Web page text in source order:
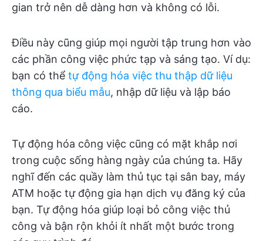
gian trở nên dễ dàng hơn và không có lỗi.
Điều này cũng giúp mọi người tập trung hơn vào
các phần công việc phức tạp và sáng tạo. Ví dụ:
bạn có thể tự động hóa việc thu thập dữ liệu
thông qua biểu mẫu, nhập dữ liệu và lập báo
cáo.
Tự động hóa công việc cũng có mặt khắp nơi
trong cuộc sống hàng ngày của chúng ta. Hãy
nghĩ đến các quầy làm thủ tục tại sân bay, máy
ATM hoặc tự động gia hạn dịch vụ đăng ký của
bạn. Tự động hóa giúp loại bỏ công việc thủ
công và bận rộn khỏi ít nhất một bước trong